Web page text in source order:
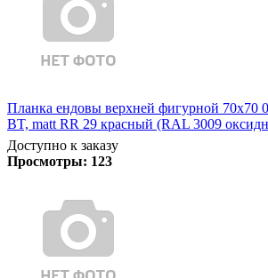
Планка ендовы верхней фигурной 70x70
BT, matt RR 29 красный (RAL 3009
Доступно к заказу
Просмотры: 123